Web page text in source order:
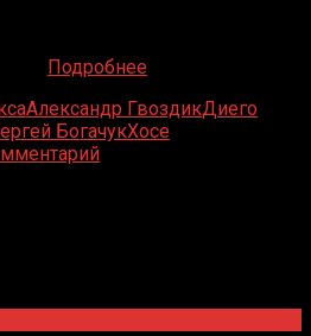
Подробнее
Александр ГвоздикДиего
БогачукХосе